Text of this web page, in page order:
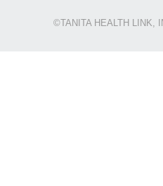
©TANITA HEALTH LINK,